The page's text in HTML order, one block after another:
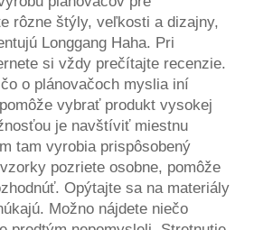
rôzne štýly, veľkosti a dizajny,
Longgang Haha. Pri
si vždy prečítajte recenzie.
o plánovačoch myslia iní
vybrať produkt vysokej
je navštíviť miestnu
tam vyrobia prispôsobený
pozriete osobne, pomôže
Opýtajte sa na materiály
Možno nájdete niečo